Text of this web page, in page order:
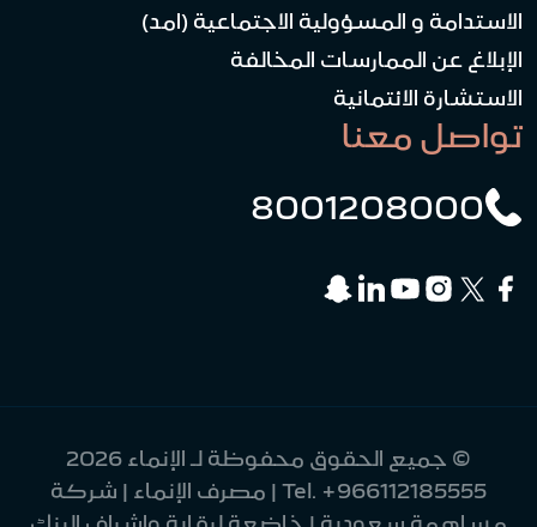
الاستدامة و المسؤولية الاجتماعية (امد)
الإبلاغ عن الممارسات المخالفة
الاستشارة الائتمانية
تواصل معنا
8001208000
© جميع الحقوق محفوظة لـ الإنماء 2026
Tel. +966112185555
| مصرف الإنماء | شركة